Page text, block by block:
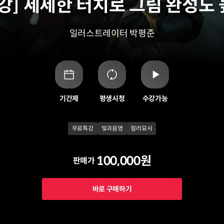
] 세세한 터치로 그림 완성도
일러스트레이터 박평준
기간제 평생시청 수강가능
무료특강 빛과음영 컬러묘사
판매가 100,000원
바로 구매하기